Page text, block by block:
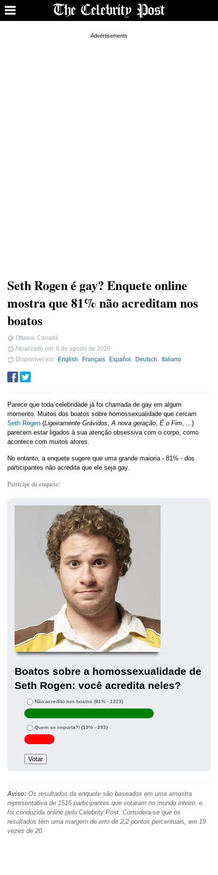
Seth Rogen é gay? Enquete online
mostra que 81% não acreditam nos
boatos
Ottawa, Canadá
Atualizado em: 6 de agosto de 2026
Disponível em
English Français Español Deutsch Italiano
Parece que toda celebridade já foi chamada de gay em algum
momento. Muitos dos boatos sobre homossexualidade que cercam
Seth Rogen (Ligeiramente Grávidos,A nova geração, É o Fim, ...)
parecem estar ligados à sua atenção obsessiva com o corpo, como
acontece com muitos atores.
No entanto, a enquete sugere que uma grande maioria - 81% - dos
participantes não acredita que ele seja gay.
Participe da enquete:
Boatos sobre a homossexualidade de
Seth Rogen: você acredita neles?
Não acredito nos boatos (81% - 1223)
Quem se importa?! (19% - 293)
Aviso: Os resultados da enquete são baseados em uma amostra
representativa de 1516 participantes que votaram no mundo inteiro, e
foi conduzida online pelo Celebrity Post. Considera-se que os
resultados têm uma margem de erro de 2,2 pontos percentuais, em 19
vezes de 20.